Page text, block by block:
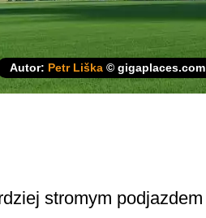
Autor: Petr Liška © gigaplaces.com
stromym podjazdem